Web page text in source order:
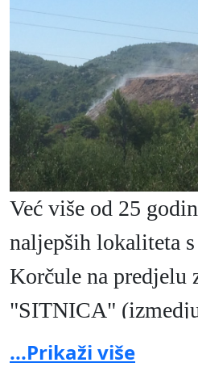
Već više od 25
naljepših lokaliteta
Korčule na predjelu
"SITNICA"
Blata), odlaže se
...Prikaži više